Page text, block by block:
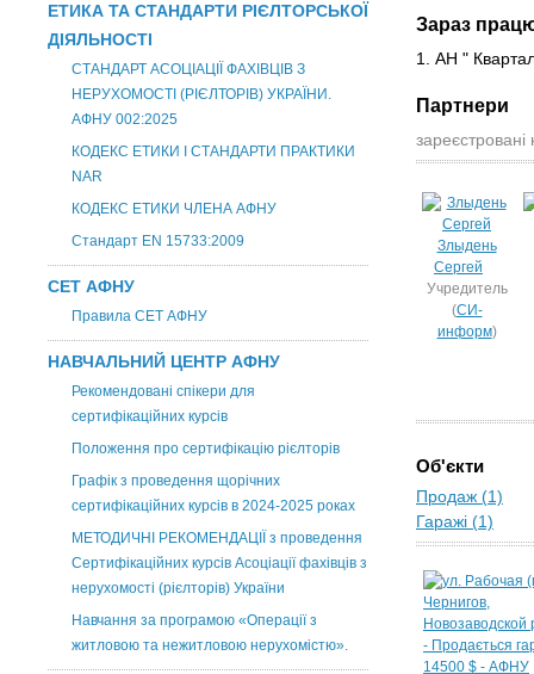
ЕТИКА ТА СТАНДАРТИ РІЄЛТОРСЬКОЇ
ДІЯЛЬНОСТІ
СТАНДАРТ АСОЦІАЦІЇ ФАХІВЦІВ З
НЕРУХОМОСТІ (РІЄЛТОРІВ) УКРАЇНИ.
АФНУ 002:2025
КОДЕКС ЕТИКИ І СТАНДАРТИ ПРАКТИКИ
NAR
КОДЕКС ЕТИКИ ЧЛЕНА АФНУ
Стандарт EN 15733:2009
СЕТ АФНУ
Правила СЕТ АФНУ
НАВЧАЛЬНИЙ ЦЕНТР АФНУ
Рекомендовані спікери для
сертифікаційних курсів
Положення про сертифікацію рієлторів
Графік з проведення щорічних
сертифікаційних курсів в 2024-2025 роках
МЕТОДИЧНІ РЕКОМЕНДАЦІЇ з проведення
Сертифікаційних курсів Асоціації фахівців з
нерухомості (рієлторів) України
Навчання за програмою «Операції з
житловою та нежитловою нерухомістю».
Зараз
1. АН "
Партнери
зареєстровані
Злыдень
Сергей
Учредитель
(СИ-
информ)
Об'єкти
Продаж (1)
Гаражі (1)